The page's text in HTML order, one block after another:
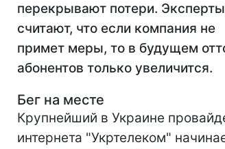
перекрывают потери. Эксперты
считают, что если компания не
примет меры, то в будущем
абонентов только увеличится.
Бег на месте
Крупнейший в Украине
интернета "Укртелеком"